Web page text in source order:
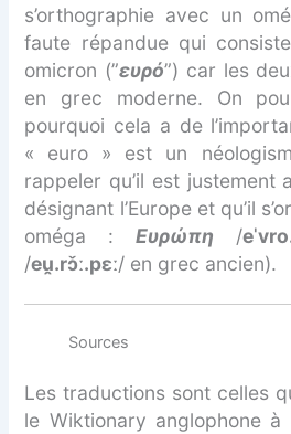
s’orthographie avec un
faute répandue qui
omicron (”ευρό”) car les
en grec moderne. On
pourquoi cela a de
« euro » est un
rappeler qu’il est justement
désignant l’Europe et qu’il
oméga :Ευρώπη /
/eu̯.rɔ̌ː.pɛː/ en grec ancien).
Sources
Les traductions sont celles
le Wiktionary anglophone à